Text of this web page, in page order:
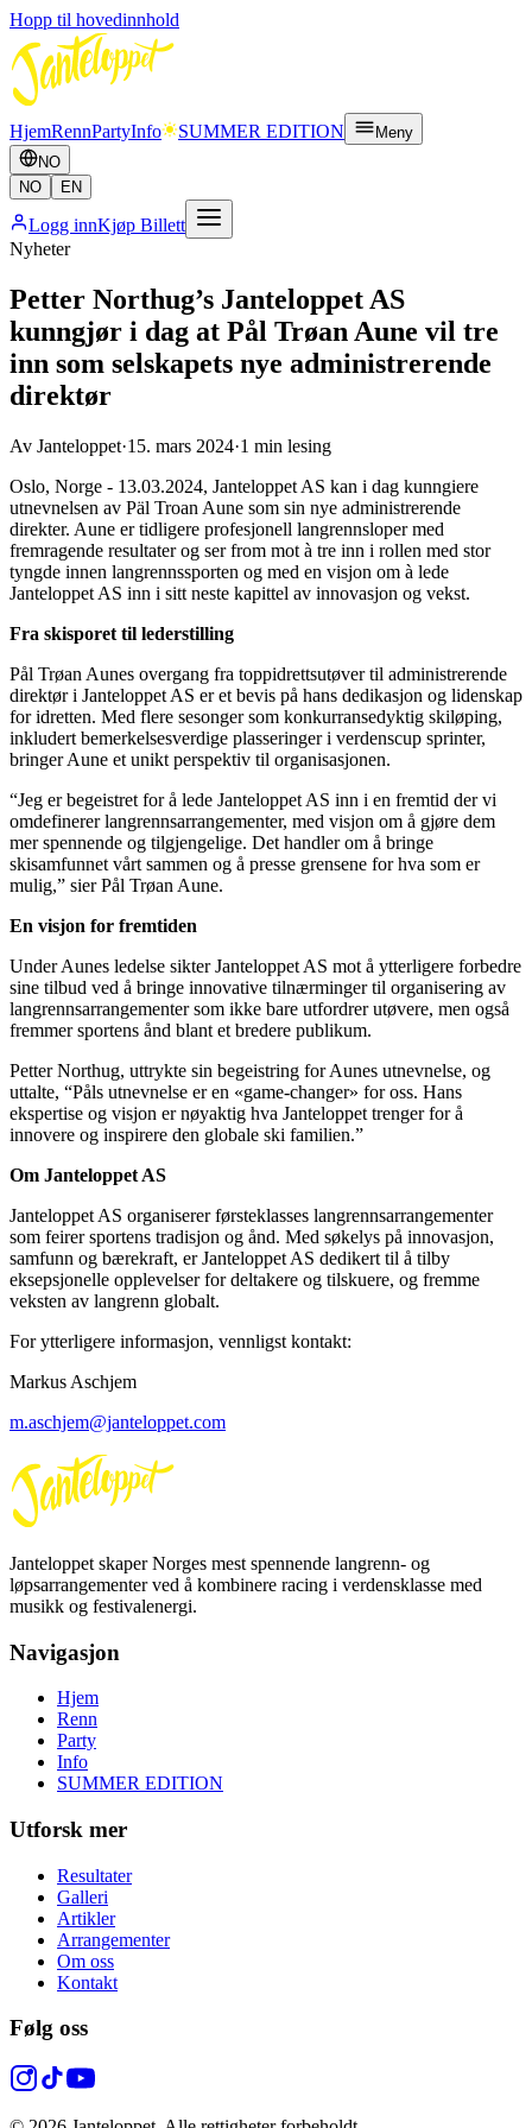
Hopp til hovedinnhold
HjemRennPartyInfo SUMMER EDITION
Meny
NO
NO
EN
Logg innKjøp Billett
Nyheter
Petter Northug’s Janteloppet AS
kunngjør i dag at Pål Trøan Aune vil tre
inn som selskapets nye administrerende
direktør
Av Janteloppet·15. mars 2024·1 min lesing
Oslo, Norge - 13.03.2024, Janteloppet AS kan i dag kunngiere
utnevnelsen av Päl Troan Aune som sin nye administrerende
direkter. Aune er tidligere profesjonell langrennsloper med
fremragende resultater og ser from mot à tre inn i rollen med stor
tyngde innen langrennssporten og med en visjon om à lede
Janteloppet AS inn i sitt neste kapittel av innovasjon og vekst.
Fra skisporet til lederstilling
Pål Trøan Aunes overgang fra toppidrettsutøver til administrerende
direktør i Janteloppet AS er et bevis på hans dedikasjon og lidenskap
for idretten. Med flere sesonger som konkurransedyktig skiløping,
inkludert bemerkelsesverdige plasseringer i verdenscup sprinter,
bringer Aune et unikt perspektiv til organisasjonen.
“Jeg er begeistret for å lede Janteloppet AS inn i en fremtid der vi
omdefinerer langrennsarrangementer, med visjon om å gjøre dem
mer spennende og tilgjengelige. Det handler om å bringe
skisamfunnet vårt sammen og å presse grensene for hva som er
mulig,” sier Pål Trøan Aune.
En visjon for fremtiden
Under Aunes ledelse sikter Janteloppet AS mot å ytterligere forbedre
sine tilbud ved å bringe innovative tilnærminger til organisering av
langrennsarrangementer som ikke bare utfordrer utøvere, men også
fremmer sportens ånd blant et bredere publikum.
Petter Northug, uttrykte sin begeistring for Aunes utnevnelse, og
uttalte, “Påls utnevnelse er en «game-changer» for oss. Hans
ekspertise og visjon er nøyaktig hva Janteloppet trenger for å
innovere og inspirere den globale ski familien.”
Om Janteloppet AS
Janteloppet AS organiserer førsteklasses langrennsarrangementer
som feirer sportens tradisjon og ånd. Med søkelys på innovasjon,
samfunn og bærekraft, er Janteloppet AS dedikert til å tilby
eksepsjonelle opplevelser for deltakere og tilskuere, og fremme
veksten av langrenn globalt.
For ytterligere informasjon, vennligst kontakt:
Markus Aschjem
m.aschjem@janteloppet.com
Janteloppet skaper Norges mest spennende langrenn- og
løpsarrangementer ved å kombinere racing i verdensklasse med
musikk og festivalenergi.
Navigasjon
Hjem
Renn
Party
Info
SUMMER EDITION
Utforsk mer
Resultater
Galleri
Artikler
Arrangementer
Om oss
Kontakt
Følg oss